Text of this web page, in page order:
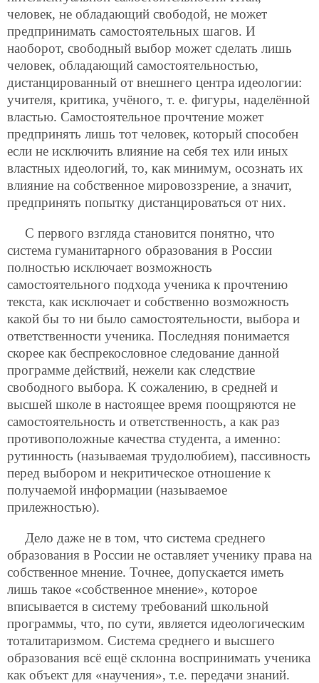
человек, не обладающий свободой, не может
предпринимать самостоятельных шагов. И
наоборот, свободный выбор может сделать лишь
человек, обладающий самостоятельностью,
дистанцированный от внешнего центра идеологии:
учителя, критика, учёного, т. е. фигуры, наделённой
властью. Самостоятельное прочтение может
предпринять лишь тот человек, который способен
если не исключить влияние на себя тех или иных
властных идеологий, то, как минимум, осознать их
влияние на собственное мировоззрение, а значит,
предпринять попытку дистанцироваться от них.
С первого взгляда становится понятно, что
система гуманитарного образования в России
полностью исключает возможность
самостоятельного подхода ученика к прочтению
текста, как исключает и собственно возможность
какой бы то ни было самостоятельности, выбора и
ответственности ученика. Последняя понимается
скорее как беспрекословное следование данной
программе действий, нежели как следствие
свободного выбора. К сожалению, в средней и
высшей школе в настоящее время поощряются не
самостоятельность и ответственность, а как раз
противоположные качества студента, а именно:
рутинность (называемая трудолюбием), пассивность
перед выбором и некритическое отношение к
получаемой информации (называемое
прилежностью).
Дело даже не в том, что система среднего
образования в России не оставляет ученику права на
собственное мнение. Точнее, допускается иметь
лишь такое «собственное мнение», которое
вписывается в систему требований школьной
программы, что, по сути, является идеологическим
тоталитаризмом. Система среднего и высшего
образования всё ещё склонна воспринимать ученика
как объект для «научения», т.е. передачи знаний.